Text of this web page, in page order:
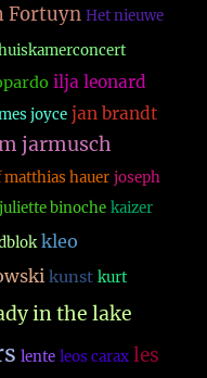
Fortuyn Het nieuwe
ilja leonard
joyce jan brandt
jarmusch
matthias hauer joseph
juliette binoche kaizer
kleo
kunst kurt
in the lake
lente leos carax les